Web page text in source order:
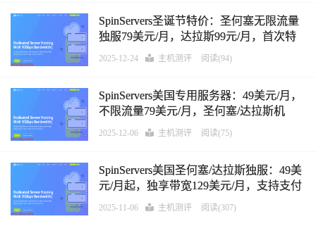
SpinServers圣诞节特价：圣何塞无限流量
独服79美元/月，达拉斯99元/月，首次特
价，支持支付宝/微信支付/Paypal
2025-12-24 主机测评 阅读(94)
SpinServers美国专用服务器：49美元/月，
不限流量79美元/月，圣何塞/达拉斯机
房，支持支付宝/微信支付/Paypal
2025-12-06 主机测评 阅读(75)
SpinServers美国圣何塞/达拉斯独服：49美
元/月起，独享带宽129美元/月，支持支付
宝/微信支付/Paypal
2025-11-06 主机测评 阅读(307)